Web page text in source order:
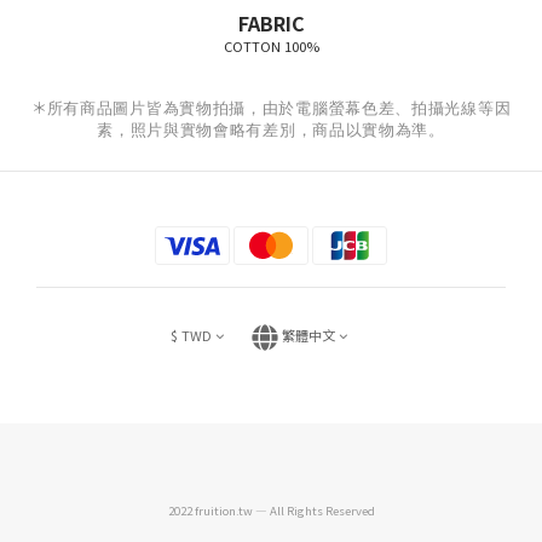
FABRIC
COTTON 100%
＊所有商品圖片皆為實物拍攝，由於電腦螢幕色差、拍攝光線等因
素，照片與實物會略有差別，商品以實物為準。
$ TWD 繁體中文
2022 fruition.tw — All Rights Reserved